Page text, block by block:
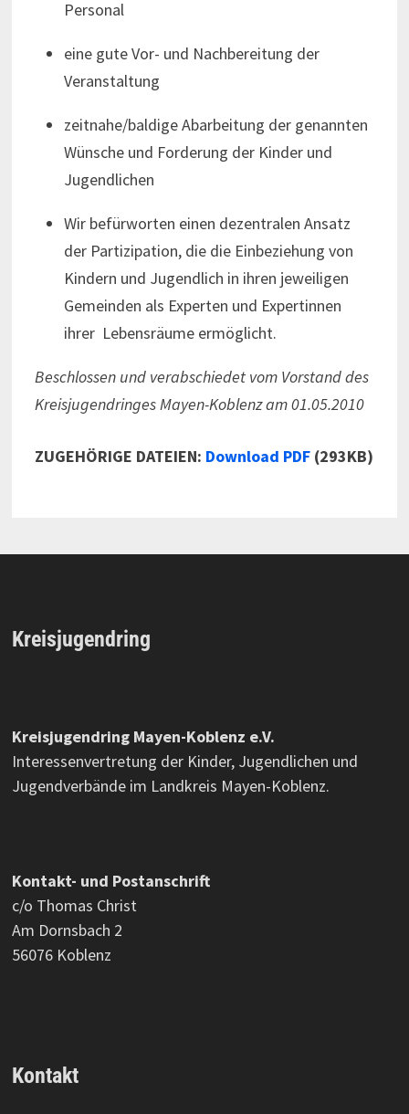
Personal
eine gute Vor- und Nachbereitung der
Veranstaltung
zeitnahe/baldige Abarbeitung der genannten
Wünsche und Forderung der Kinder und
Jugendlichen
Wir befürworten einen dezentralen Ansatz
der Partizipation, die die Einbeziehung von
Kindern und Jugendlich in ihren jeweiligen
Gemeinden als Experten und Expertinnen
ihrer Lebensräume ermöglicht.
Beschlossen und verabschiedet vom Vorstand des
Kreisjugendringes Mayen-Koblenz am 01.05.2010
ZUGEHÖRIGE DATEIEN: Download PDF(293KB)
Kreisjugendring
Kreisjugendring Mayen-Koblenz e.V.
Interessenvertretung der Kinder, Jugendlichen und
Jugendverbände im Landkreis Mayen-Koblenz.
Kontakt- und Postanschrift
c/o Thomas Christ
Am Dornsbach 2
56076 Koblenz
Kontakt